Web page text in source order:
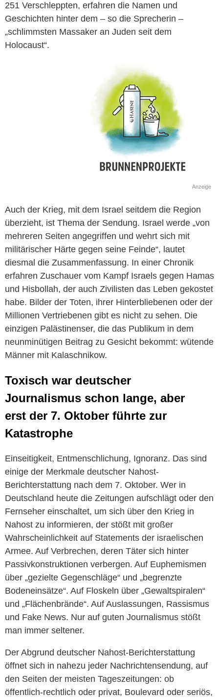
251 Verschleppten, erfahren die Namen und
Geschichten hinter dem – so die Sprecherin –
„schlimmsten Massaker an Juden seit dem
Holocaust“.
Anzeige
Auch der Krieg, mit dem Israel seitdem die Region
überzieht, ist Thema der Sendung. Israel werde „von
mehreren Seiten angegriffen und wehrt sich mit
militärischer Härte gegen seine Feinde“, lautet
diesmal die Zusammenfassung. In einer Chronik
erfahren Zuschauer vom Kampf Israels gegen Hamas
und Hisbollah, der auch Zivilisten das Leben gekostet
habe. Bilder der Toten, ihrer Hinterbliebenen oder der
Millionen Vertriebenen gibt es nicht zu sehen. Die
einzigen Palästinenser, die das Publikum in dem
neunminütigen Beitrag zu Gesicht bekommt: wütende
Männer mit Kalaschnikow.
Toxisch war deutscher
Journalismus schon lange, aber
erst der 7. Oktober führte zur
Katastrophe
Einseitigkeit, Entmenschlichung, Ignoranz. Das sind
einige der Merkmale deutscher Nahost-
Berichterstattung nach dem 7. Oktober. Wer in
Deutschland heute die Zeitungen aufschlägt oder den
Fernseher einschaltet, um sich über den Krieg in
Nahost zu informieren, der stößt mit großer
Wahrscheinlichkeit auf Statements der israelischen
Armee. Auf Verbrechen, deren Täter sich hinter
Passivkonstruktionen verbergen. Auf Euphemismen
über „gezielte Gegenschläge“ und „begrenzte
Bodeneinsätze“. Auf Floskeln über „Gewaltspiralen“
und „Flächenbrände“. Auf Auslassungen, Rassismus
und Fake News. Nur auf guten Journalismus stößt
man immer seltener.
Der Abgrund deutscher Nahost-Berichterstattung
öffnet sich in nahezu jeder Nachrichtensendung, auf
den Seiten der meisten Tageszeitungen: ob
öffentlich-rechtlich oder privat, Boulevard oder seriös,